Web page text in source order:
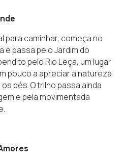
para caminhar, começa no
e passa pelo Jardim do
pelo Rio Leça, um lugar
pouco a apreciar a natureza
pés. O trilho passa ainda
e pela movimentada